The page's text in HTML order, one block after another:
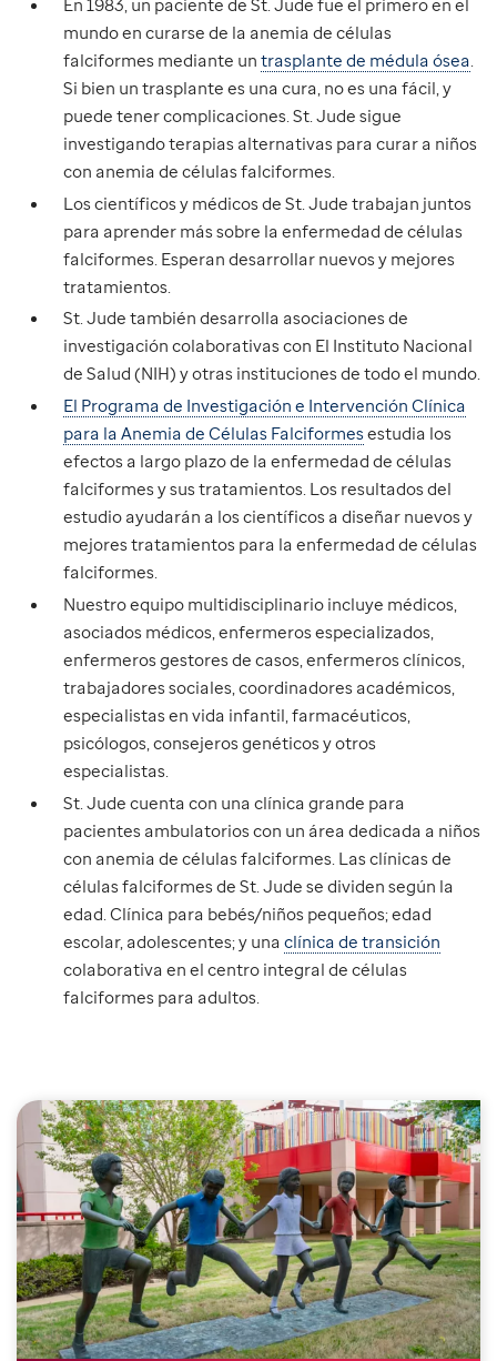
mundo en curarse de la anemia de células
falciformes mediante un trasplante de médula ósea
Si bien un trasplante es una cura, no es una fácil, y
puede tener complicaciones. St. Jude sigue
investigando terapias alternativas para curar a niños
con anemia de células falciformes.
Los científicos y médicos de St. Jude trabajan juntos
para aprender más sobre la enfermedad de células
falciformes. Esperan desarrollar nuevos y mejores
tratamientos.
St. Jude también desarrolla asociaciones de
investigación colaborativas con El Instituto Nacional
de Salud (NIH) y otras instituciones de todo el mundo.
El Programa de Investigación e Intervención Clínica
para la Anemia de Células Falciformesestudia los
efectos a largo plazo de la enfermedad de células
falciformes y sus tratamientos. Los resultados del
estudio ayudarán a los científicos a diseñar nuevos y
mejores tratamientos para la enfermedad de células
falciformes.
Nuestro equipo multidisciplinario incluye médicos,
asociados médicos, enfermeros especializados,
enfermeros gestores de casos, enfermeros clínicos,
trabajadores sociales, coordinadores académicos,
especialistas en vida infantil, farmacéuticos,
psicólogos, consejeros genéticos y otros
especialistas.
St. Jude cuenta con una clínica grande para
pacientes ambulatorios con un área dedicada a niños
con anemia de células falciformes. Las clínicas de
células falciformes de St. Jude se dividen según la
edad. Clínica para bebés/niños pequeños; edad
escolar, adolescentes; y una clínica de transición
colaborativa en el centro integral de células
falciformes para adultos.